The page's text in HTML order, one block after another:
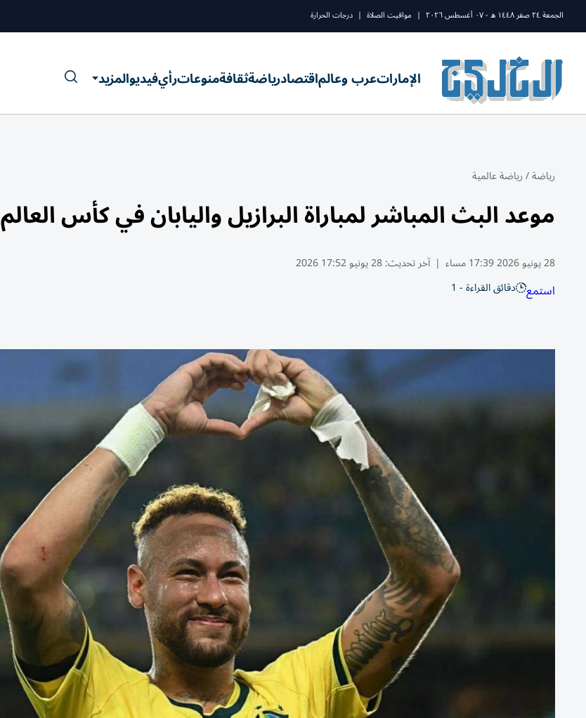
الجمعة ٢٤ صفر ١٤٤٨ ه - ٠٧ أغسطس ٢٠٢٦ | مواقيت الصلاة | درجات الحرارة
الإماراتعرب وعالماقتصادرياضةثقافةمنوعاترأيفيديوالمزيد
رياضة/رياضة عالمية
موعد البث المباشر لمباراة البرازيل واليابان في كأس العالم 2026
28 يونيو 2026 17:39 مساء | آخر تحديث:28 يونيو 17:52 2026
استمع دقائق القراءة - 1